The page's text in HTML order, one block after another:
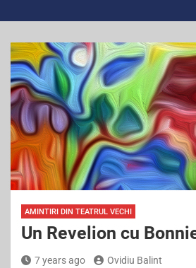
AMINTIRI DIN TEATRUL VECHI
Un Revelion cu
7 years ago Ovidiu Balint